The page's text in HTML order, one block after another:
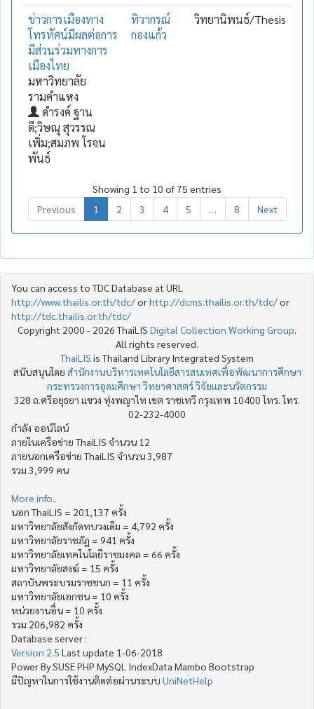
ข่าวการเมืองทาง
โทรทัศน์มีผลต่อการ
มีส่วนร่วมทางการ
เมืองไทย
มหาวิทยาลัย
รามคำแหง
ดำรงค์ ฐาน
ดี;วิษณุ สุวรรณ
เพิ่ม;สมภพ โรจน
พันธ์
ทิวากรณ์
กองแก้ว
วิทยานิพนธ์/Thesis
Showing 1 to 10 of 75 entries
Previous
1 2 3 4 5 8 Next
You can access to TDC Database at URL
http://www.thailis.or.th/tdc/orhttp://dcms.thailis.or.th/tdc/or
http://tdc.thailis.or.th/tdc/
Copyright 2000 - 2026 ThaiLIS Digital Collection Working Group
All rights reserved.
ThaiLIS is Thailand Library Integrated System
สนับสนุนโดย สำนักงานบริหารเทคโนโลยีสารสนเทศเพื่อพัฒนาการศึกษา
กระทรวงการอุดมศึกษา วิทยาศาสตร์ วิจัยและนวัตกรรม
328 ถ.ศรีอยุธยา แขวง ทุ่งพญาไท เขต ราชเทวี กรุงเทพ 10400 โทร. โทร.
02-232-4000
กำลัง ออน์ไลน์
ภายในเครือข่าย ThaiLIS จำนวน 12
ภายนอกเครือข่าย ThaiLIS จำนวน 3,987
รวม 3,999 คน
More info..
นอก ThaiLIS = 201,137 ครั้ง
มหาวิทยาลัยสังกัดทบวงเดิม = 4,792 ครั้ง
มหาวิทยาลัยราชภัฏ = 941 ครั้ง
มหาวิทยาลัยเทคโนโลยีราชมงคล = 66 ครั้ง
มหาวิทยาลัยสงฆ์ = 15 ครั้ง
สถาบันพระบรมราชชนก = 11 ครั้ง
มหาวิทยาลัยเอกชน = 10 ครั้ง
หน่วยงานอื่น = 10 ครั้ง
รวม 206,982 ครั้ง
Database server :
Version 2.5 Last update 1-06-2018
Power By SUSE PHP MySQL IndexData Mambo Bootstrap
มีปัญหาในการใช้งานติดต่อผ่านระบบ UniNetHelp